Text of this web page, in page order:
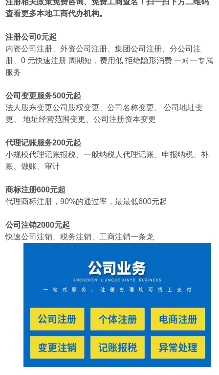
查看更多本地工商代办机构。
注册公司0元起
内资公司注册、外资公司注册、集团公司注册、分公司注
册、0 元快速注册 周期短，费用低 拒绝隐形消费 一对一专属
服务
公司变更服务500元起
法人股东变更公司股权变更、公司名称变更、 公司地址变
更、 地址经营范围变更、公司注册资本变更
代理记账服务200元起
小规模代理记账报税、一般纳税人代理记账、申报纳税、补
账、做账、审计
商标注册600元起
代理商标注册，90%的通过率，最最低600元起
公司注销2000元起
快速公司注销、税务注销、工商注销一条龙